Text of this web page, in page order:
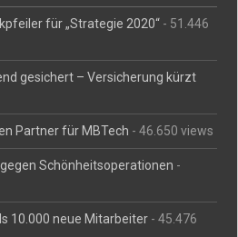
für „Strategie 2020“ - 51.446
gesichert – Versicherung kürzt
Partner für MBTech - 46.650 views
Schönheitsoperationen -
10.000 neue Mitarbeiter - 45.476